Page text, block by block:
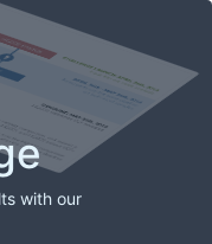
with our